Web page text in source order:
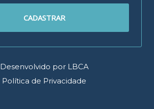
CADASTRAR
Desenvolvido por LBCA
Política de Privacidade